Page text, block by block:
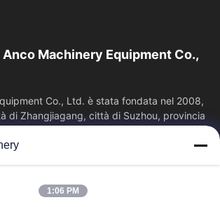
Machinery Equipment Co.,
Co., Ltd. è stata fondata nel 2008,
di Zhangjiagang, città di Suzhou, provincia
Chi Siamo
1:06 PM